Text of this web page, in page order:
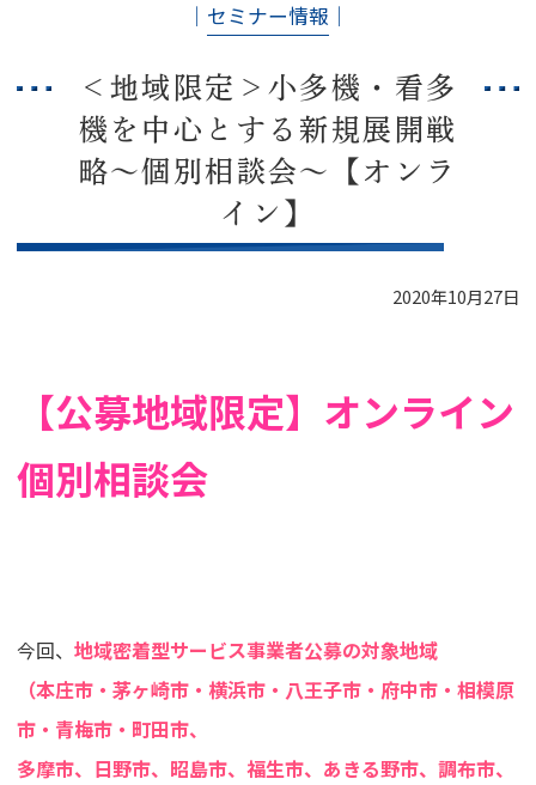
│ セミナー情報 │
＜地域限定＞小多機・看多
機を中心とする新規展開戦
略～個別相談会～【オンラ
イン】
2020年10月27日
【公募地域限定】オンライン
個別相談会
今回、地域密着型サービス事業者公募の対象地域
（本庄市・茅ヶ崎市・横浜市・八王子市・府中市・相模原
市・青梅市・町田市、
多摩市、日野市、昭島市、福生市、あきる野市、調布市、